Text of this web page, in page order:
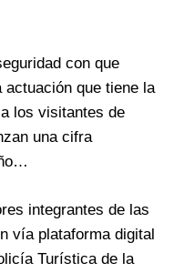
con que
que tiene la
los visitantes de
una cifra
integrantes de las
vía plataforma digital
Turística de la